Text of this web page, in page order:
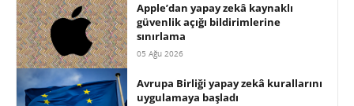
Apple’dan yapay zekâ kaynaklı
güvenlik açığı bildirimlerine
sınırlama
05 Ağu 2026
Avrupa Birliği yapay zekâ kurallarını
uygulamaya başladı